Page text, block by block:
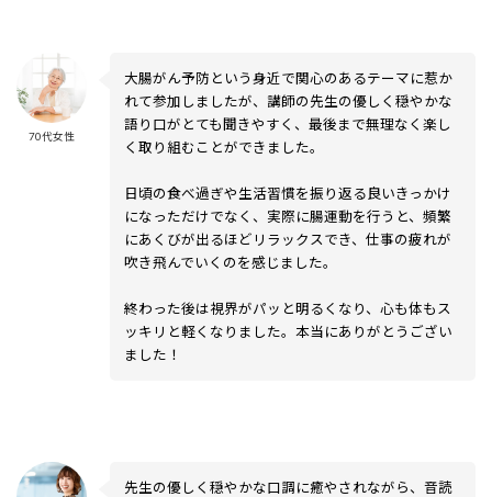
70代女性
大腸がん予防という身近で関心のあるテーマに惹か
れて参加しましたが、講師の先生の優しく穏やかな
語り口がとても聞きやすく、最後まで無理なく楽し
く取り組むことができました。
日頃の食べ過ぎや生活習慣を振り返る良いきっかけ
になっただけでなく、実際に腸運動を行うと、頻繁
にあくびが出るほどリラックスでき、仕事の疲れが
吹き飛んでいくのを感じました。
終わった後は視界がパッと明るくなり、心も体もス
ッキリと軽くなりました。本当にありがとうござい
ました！
先生の優しく穏やかな口調に癒やされながら、音読